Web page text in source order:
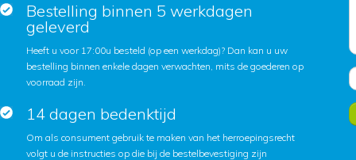
Bestelling binnen 5 werkdagen
geleverd
Heeft u voor 17:00u besteld (op een werkdag)? Dan kan u uw
bestelling binnen enkele dagen verwachten, mits de goederen op
voorraad zijn.
14 dagen bedenktijd
Om als consument gebruik te maken van het herroepingsrecht
volgt u de instructies op die bij de bestelbevestiging zijn